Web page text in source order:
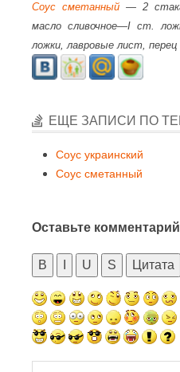
Соус сметанный— 2
масло сливочное—I ст.
ложки, лавровые лист,
ЕЩЕ ЗАПИСИ ПО
Соус украинский
Соус сметанный
Оставьте
B U S Цитата